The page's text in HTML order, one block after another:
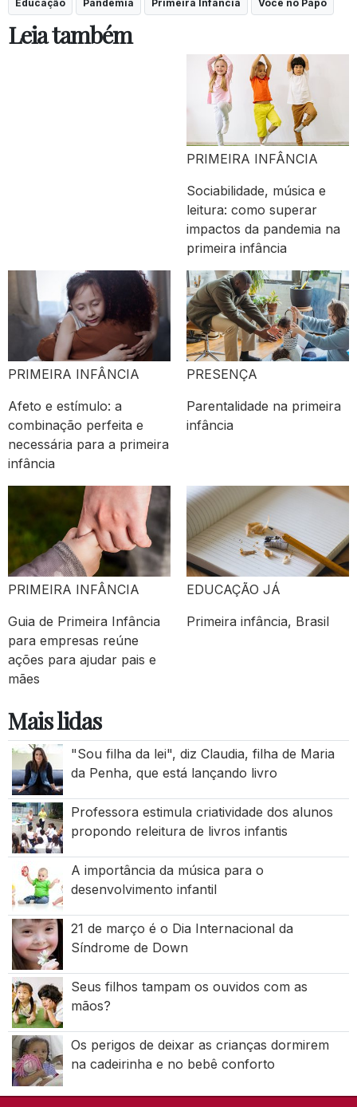
Educação Pandemia Primeira Infância Você no Papo
Leia também
PRIMEIRA INFÂNCIA
Sociabilidade, música e
leitura: como superar
impactos da pandemia na
primeira infância
PRIMEIRA INFÂNCIA
Afeto e estímulo: a
combinação perfeita e
necessária para a primeira
infância
PRESENÇA
Parentalidade na primeira
infância
PRIMEIRA INFÂNCIA
Guia de Primeira Infância
para empresas reúne
ações para ajudar pais e
mães
EDUCAÇÃO JÁ
Primeira infância, Brasil
Mais lidas
"Sou filha da lei", diz Claudia, filha de Maria
da Penha, que está lançando livro
Professora estimula criatividade dos alunos
propondo releitura de livros infantis
A importância da música para o
desenvolvimento infantil
21 de março é o Dia Internacional da
Síndrome de Down
Seus filhos tampam os ouvidos com as
mãos?
Os perigos de deixar as crianças dormirem
na cadeirinha e no bebê conforto